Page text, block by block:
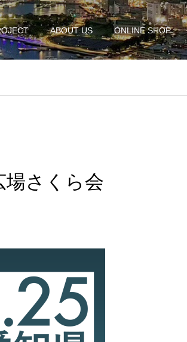
ABOUT US ONLINE SHOP
場さくら会